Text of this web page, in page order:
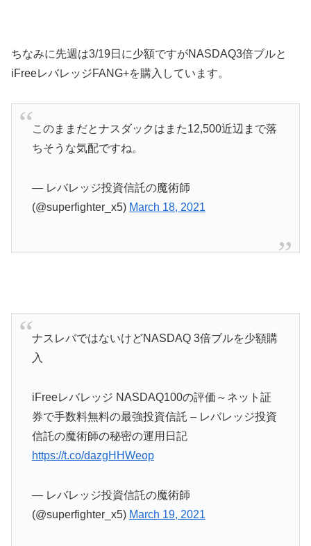
ちなみに先週は3/19日に少額ですがNASDAQ3倍ブルと
iFreeレバレッジFANG+を購入しています。
このままだとナスダックはまた12,500近辺まで落
ちそうな気配ですね。
— レバレッジ投資信託の魔術師
(@superfighter_x5) March 18, 2021
ナスレバではないけどNASDAQ 3倍ブルを少額購
入
iFreeレバレッジ NASDAQ100の評価～ネット証
券で手数料無料の最強投資信託 – レバレッジ投資
信託の魔術師の秘密の運用日記
https://t.co/dazgHHWeop
— レバレッジ投資信託の魔術師
(@superfighter_x5) March 19, 2021